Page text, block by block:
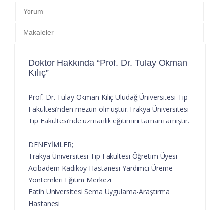
Yorum
Makaleler
Doktor Hakkında “Prof. Dr. Tülay Okman
Kılıç”
Prof. Dr. Tülay Okman Kılıç Uludağ Üniversitesi Tıp
Fakültesi’nden mezun olmuştur.Trakya Üniversitesi
Tıp Fakültesi’nde uzmanlık eğitimini tamamlamıştır.
DENEYİMLER;
Trakya Üniversitesi Tıp Fakültesi Öğretim Üyesi
Acıbadem Kadıköy Hastanesi Yardımcı Üreme
Yöntemleri Eğitim Merkezi
Fatih Üniversitesi Sema Uygulama-Araştırma
Hastanesi